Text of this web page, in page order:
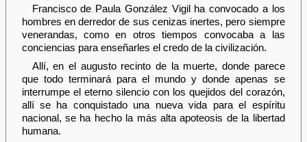
Francisco de Paula González Vigil ha convocado a los
hombres en derredor de sus cenizas inertes, pero siempre
venerandas, como en otros tiempos convocaba a las
conciencias para enseñarles el credo de la civilización.
Allí, en el augusto recinto de la muerte, donde parece
que todo terminará para el mundo y donde apenas se
interrumpe el eterno silencio con los quejidos del corazón,
allí se ha conquistado una nueva vida para el espíritu
nacional, se ha hecho la más alta apoteosis de la libertad
humana.